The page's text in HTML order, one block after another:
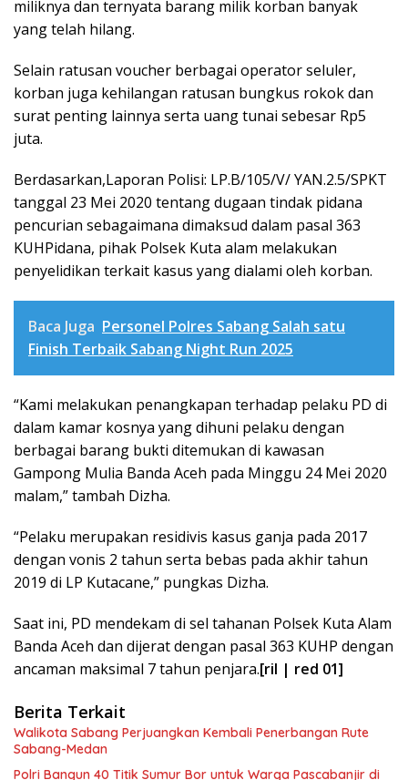
miliknya dan ternyata barang milik korban banyak
yang telah hilang.
Selain ratusan voucher berbagai operator seluler,
korban juga kehilangan ratusan bungkus rokok dan
surat penting lainnya serta uang tunai sebesar Rp5
juta.
Berdasarkan,Laporan Polisi: LP.B/105/V/ YAN.2.5/SPKT
tanggal 23 Mei 2020 tentang dugaan tindak pidana
pencurian sebagaimana dimaksud dalam pasal 363
KUHPidana, pihak Polsek Kuta alam melakukan
penyelidikan terkait kasus yang dialami oleh korban.
Baca Juga Personel Polres Sabang Salah satu
Finish Terbaik Sabang Night Run 2025
“Kami melakukan penangkapan terhadap pelaku PD di
dalam kamar kosnya yang dihuni pelaku dengan
berbagai barang bukti ditemukan di kawasan
Gampong Mulia Banda Aceh pada Minggu 24 Mei 2020
malam,” tambah Dizha.
“Pelaku merupakan residivis kasus ganja pada 2017
dengan vonis 2 tahun serta bebas pada akhir tahun
2019 di LP Kutacane,” pungkas Dizha.
Saat ini, PD mendekam di sel tahanan Polsek Kuta Alam
Banda Aceh dan dijerat dengan pasal 363 KUHP dengan
ancaman maksimal 7 tahun penjara.[ril | red 01]
Berita Terkait
Walikota Sabang Perjuangkan Kembali Penerbangan Rute
Sabang-Medan
Polri Bangun 40 Titik Sumur Bor untuk Warga Pascabanjir di